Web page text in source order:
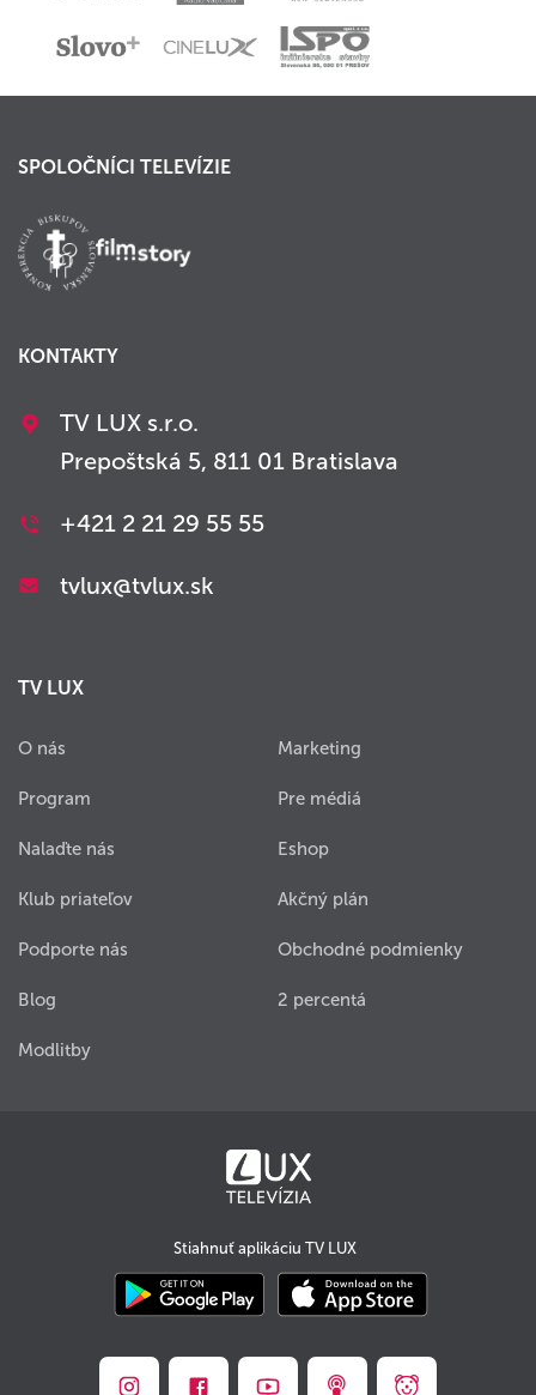
SPOLOČNÍCI TELEVÍZIE
KONTAKTY
TV LUX s.r.o.
Prepoštská 5, 811 01 Bratislava
+421 2 21 29 55 55
tvlux@tvlux.sk
TV LUX
O nás
Program
Nalaďte nás
Klub priateľov
Podporte nás
Blog
Modlitby
Marketing
Pre médiá
Eshop
Akčný plán
Obchodné podmienky
2 percentá
Stiahnuť aplikáciu TV LUX